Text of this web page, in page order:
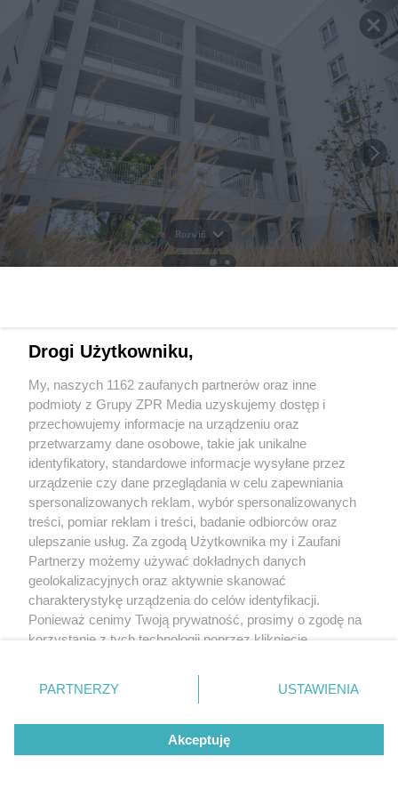
Rozwiń
Drogi Użytkowniku,
My, naszych 1162 zaufanych partnerów oraz inne
podmioty z Grupy ZPR Media uzyskujemy dostęp i
przechowujemy informacje na urządzeniu oraz
przetwarzamy dane osobowe, takie jak unikalne
identyfikatory, standardowe informacje wysyłane przez
urządzenie czy dane przeglądania w celu zapewniania
spersonalizowanych reklam, wybór spersonalizowanych
treści, pomiar reklam i treści, badanie odbiorców oraz
ulepszanie usług. Za zgodą Użytkownika my i Zaufani
Partnerzy możemy używać dokładnych danych
geolokalizacyjnych oraz aktywnie skanować
charakterystykę urządzenia do celów identyfikacji.
Ponieważ cenimy Twoją prywatność, prosimy o zgodę na
korzystanie z tych technologii poprzez kliknięcie
zmienić/wycofać klikając przycisk ustawień prywatności
znajdujący się w lewym dolnym rogu strony
rodzaje przetwarzania danych nie wymagają zgody
użytkownika, ale masz prawo sprzeciwić się takiemu
przetwarzaniu. Preferencje będą miały zastosowanie tylko
PARTNERZY USTAWIENIA
Akceptuję